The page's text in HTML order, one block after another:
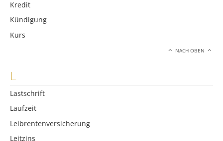
Kredit
Kündigung
Kurs
NACH OBEN
L
Lastschrift
Laufzeit
Leibrentenversicherung
Leitzins